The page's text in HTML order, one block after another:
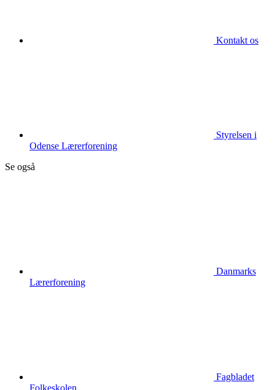
Kontakt os
Styrelsen i
Odense Lærerforening
Se også
Danmarks
Lærerforening
Fagbladet
Folkeskolen